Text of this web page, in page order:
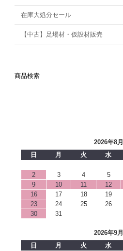
在庫大処分セール
【中古】足場材・仮設材販売
商品検索
2026年8月
日
月 火 水
2
3 4 5
9
10 11 12
16
17 18 19
23
24 25 26
30
31
2026年9月
日
月 火 水